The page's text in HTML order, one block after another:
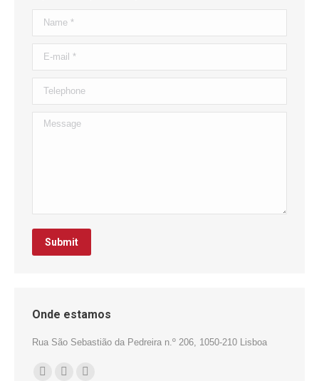
Name *
E-mail *
Telephone
Message
Submit
Onde estamos
Rua São Sebastião da Pedreira n.º 206, 1050-210 Lisboa
Find us on: